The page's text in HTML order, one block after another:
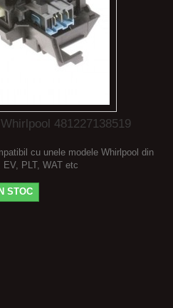
481227138519
cu unele modele Whirlpool din
EV, PLT, WAT etc
IN STOC